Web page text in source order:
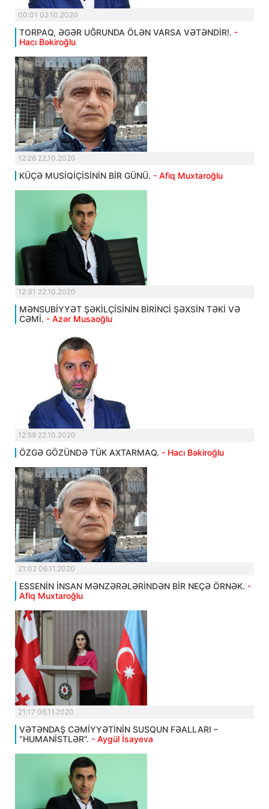
00:01 02.10.2020
TORPAQ, ƏGƏR UĞRUNDA ÖLƏN VARSA VƏTƏNDİR!. -
Hacı Bəkiroğlu
12:26 22.10.2020
KÜÇƏ MUSİQİÇİSİNİN BİR GÜNÜ. - Afiq Muxtaroğlu
12:31 22.10.2020
MƏNSUBİYYƏT ŞƏKİLÇİSİNİN BİRİNCİ ŞƏXSİN TƏKİ VƏ
CƏMİ. - Azər Musaoğlu
12:59 22.10.2020
ÖZGƏ GÖZÜNDƏ TÜK AXTARMAQ. - Hacı Bəkiroğlu
21:02 06.11.2020
ESSENİN İNSAN MƏNZƏRƏLƏRİNDƏN BİR NEÇƏ ÖRNƏK. -
Afiq Muxtaroğlu
21:17 06.11.2020
VƏTƏNDAŞ CƏMİYYƏTİNİN SUSQUN FƏALLARI –
“HUMANİSTLƏR”. - Aygül İsayeva